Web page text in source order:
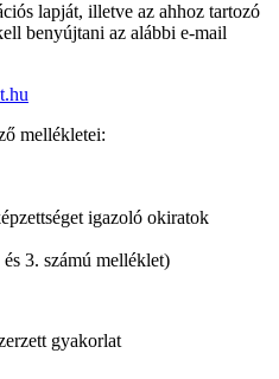
lapját, illetve az ahhoz tartozó
benyújtani az alábbi e-mail
mellékletei:
igazoló okiratok
3. számú melléklet)
gyakorlat